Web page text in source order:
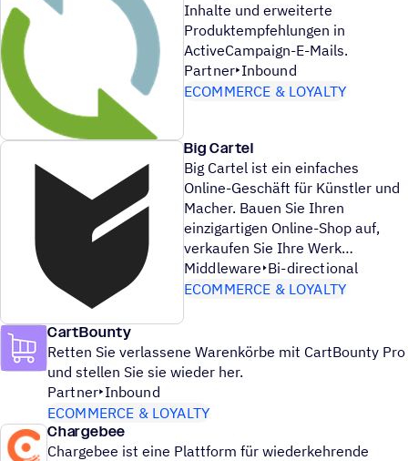
Inhalte und erweiterte
Produktempfehlungen in
ActiveCampaign-E-Mails.
Partner Inbound
ECOMMERCE & LOYALTY
Big Cartel
Big Cartel ist ein einfaches
Online-Geschäft für Künstler und
Macher. Bauen Sie Ihren
einzigartigen Online-Shop auf,
verkaufen Sie Ihre Werk
Middleware Bi-directional
ECOMMERCE & LOYALTY
CartBounty
Retten Sie verlassene Warenkörbe mit CartBounty Pro
und stellen Sie sie wieder her.
Partner Inbound
ECOMMERCE & LOYALTY
Chargebee
Chargebee ist eine Plattform für wiederkehrende